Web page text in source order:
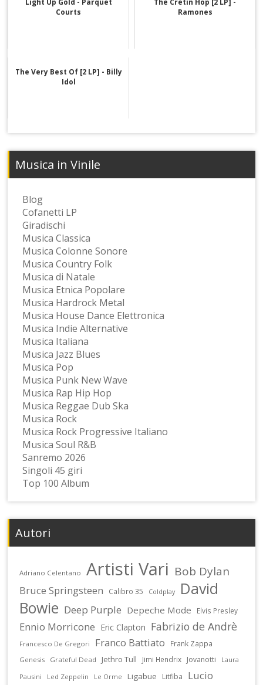
Courts
Ramones
The Very Best Of [2 LP] - Billy
Idol
Musica in Vinile
Blog
Cofanetti LP
Giradischi
Musica Classica
Musica Colonne Sonore
Musica Country Folk
Musica di Natale
Musica Etnica Popolare
Musica Hardrock Metal
Musica House Dance Elettronica
Musica Indie Alternative
Musica Italiana
Musica Jazz Blues
Musica Pop
Musica Punk New Wave
Musica Rap Hip Hop
Musica Reggae Dub Ska
Musica Rock
Musica Rock Progressive Italiano
Musica Soul R&B
Sanremo 2026
Singoli 45 giri
Top 100 Album
Autori
Adriano Celentano Artisti Vari Bob Dylan
Bruce Springsteen Calibro 35 Coldplay
David
Bowie Deep Purple Depeche Mode Elvis Presley
Ennio Morricone Eric Clapton Fabrizio de Andrè
Francesco De Gregori Franco Battiato Frank Zappa
Genesis Grateful Dead Jethro Tull Jimi Hendrix Jovanotti
Laura
Pausini
Led Zeppelin Le Orme Ligabue Litfiba
Lucio